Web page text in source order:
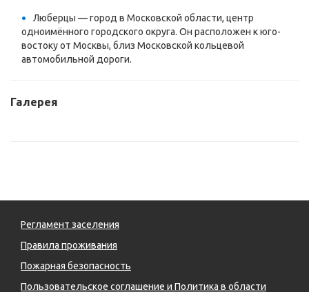
Люберцы — город в Московской области, центр
одноимённого городского округа. Он расположен к юго-
востоку от Москвы, близ Московской кольцевой
автомобильной дороги.
Галерея
Регламент заселения
Правила проживания
Пожарная безопасность
Пользовательское соглашение и Политика в области